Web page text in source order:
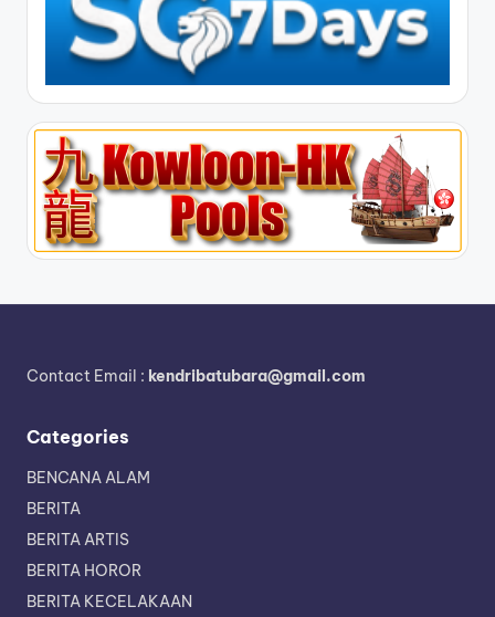
Contact Email : kendribatubara@gmail.com
Categories
BENCANA ALAM
BERITA
BERITA ARTIS
BERITA HOROR
BERITA KECELAKAAN